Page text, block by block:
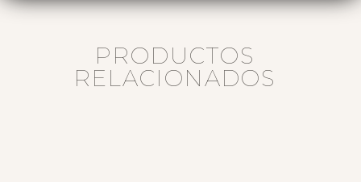
PRODUCTOS
RELACIONADOS